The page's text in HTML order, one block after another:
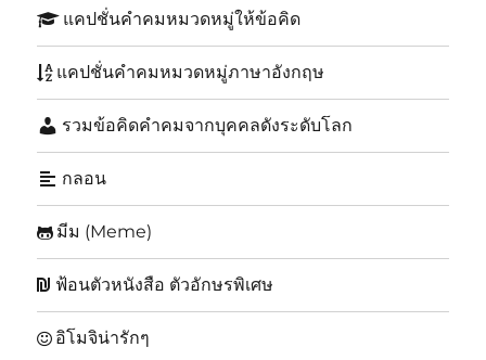
แคปชั่นคำคมหมวดหมู่ให้ข้อคิด
แคปชั่นคำคมหมวดหมู่ภาษาอังกฤษ
รวมข้อคิดคำคมจากบุคคลดังระดับโลก
กลอน
มีม (Meme)
ฟ้อนตัวหนังสือ ตัวอักษรพิเศษ
อิโมจิน่ารักๆ